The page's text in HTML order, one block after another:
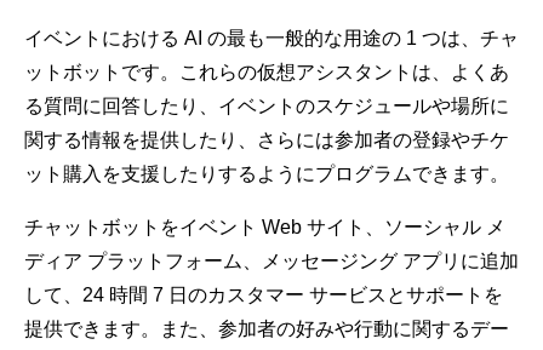
イベントにおける AI の最も一般的な用途の 1 つは、チャ
ットボットです。これらの仮想アシスタントは、よくあ
る質問に回答したり、イベントのスケジュールや場所に
関する情報を提供したり、さらには参加者の登録やチケ
ット購入を支援したりするようにプログラムできます。
チャットボットをイベント Web サイト、ソーシャル メ
ディア プラットフォーム、メッセージング アプリに追加
して、24 時間 7 日のカスタマー サービスとサポートを
提供できます。また、参加者の好みや行動に関するデー